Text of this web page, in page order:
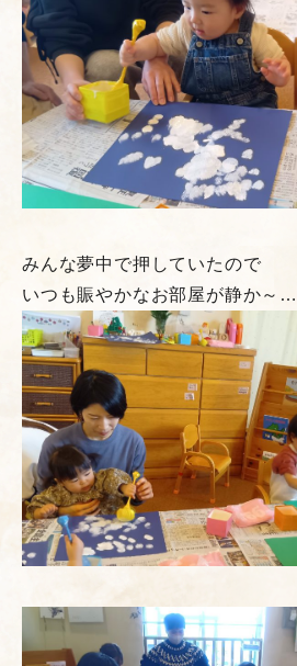
みんな夢中で押していたので
いつも賑やかなお部屋が静か～